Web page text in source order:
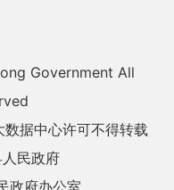
Government All
据中心许可不得转载
民政府